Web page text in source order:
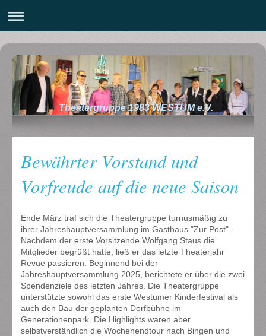
Theatergruppe 1983 WESTUM e.V.
Bewährter Vorstand und
Vorfreude auf die neue Saison
Ende März traf sich die Theatergruppe turnusmäßig zu
ihrer Jahreshauptversammlung im Gasthaus "Zur Post".
Nachdem der erste Vorsitzende Wolfgang Staus die
Mitglieder begrüßt hatte, ließ er das letzte Theaterjahr
Revue passieren. Beginnend bei der
Jahreshauptversammlung 2025, berichtete er über die zwei
Spendenziele des letzten Jahres. Die Theatergruppe
unterstützte sowohl das erste Westumer Kinderfestival als
auch den Bau der geplanten Dorfbühne im
Generationenpark. Die Highlights waren aber
selbstverständlich die Wochenendtour nach Bingen und